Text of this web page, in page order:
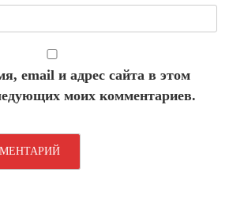
email и адрес сайта в этом
моих комментариев.